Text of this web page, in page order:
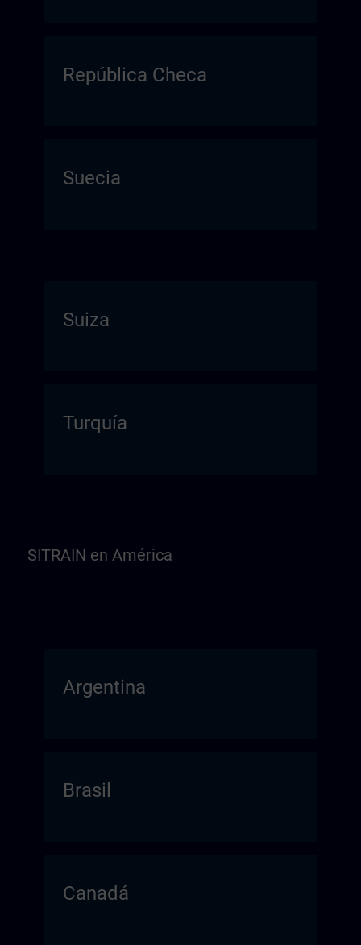
República Checa
Suecia
Suiza
Turquía
SITRAIN en América
Argentina
Brasil
Canadá